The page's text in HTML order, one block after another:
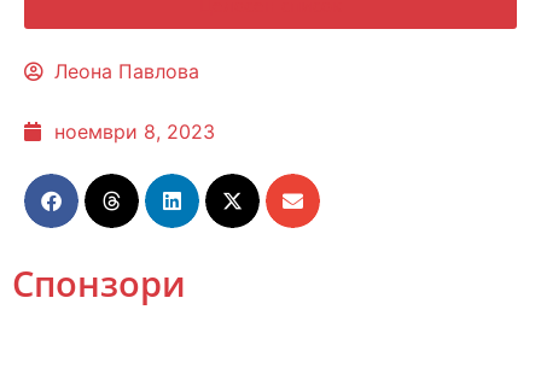
Леона Павлова
ноември 8, 2023
Спонзори